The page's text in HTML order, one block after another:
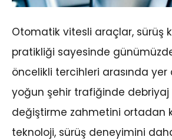
Otomatik vitesli araçlar, sürüş
pratikliği sayesinde
öncelikli tercihleri arasında yer
yoğun şehir trafiğinde debriyaj
değiştirme zahmetini ortadan
teknoloji, sürüş deneyimini